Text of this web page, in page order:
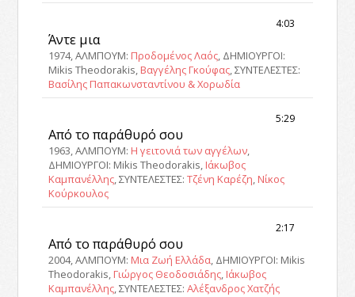
4:03
Άντε μια
1974, ΑΛΜΠΟΥΜ: Προδομένος Λαός, ΔΗΜΙΟΥΡΓΟΙ:
Mikis Theodorakis, Βαγγέλης Γκούφας, ΣΥΝΤΕΛΕΣΤΕΣ:
Βασίλης Παπακωνσταντίνου & Χορωδία
5:29
Από το παράθυρό σου
1963, ΑΛΜΠΟΥΜ: Η γειτονιά των αγγέλων,
ΔΗΜΙΟΥΡΓΟΙ: Mikis Theodorakis, Ιάκωβος
Καμπανέλλης, ΣΥΝΤΕΛΕΣΤΕΣ:Τζένη Καρέζη, Νίκος
Κούρκουλος
2:17
Από το παράθυρό σου
2004, ΑΛΜΠΟΥΜ: Μια Ζωή Ελλάδα, ΔΗΜΙΟΥΡΓΟΙ: Mikis
Theodorakis, Γιώργος Θεοδοσιάδης, Ιάκωβος
Καμπανέλλης, ΣΥΝΤΕΛΕΣΤΕΣ:Αλέξανδρος Χατζής